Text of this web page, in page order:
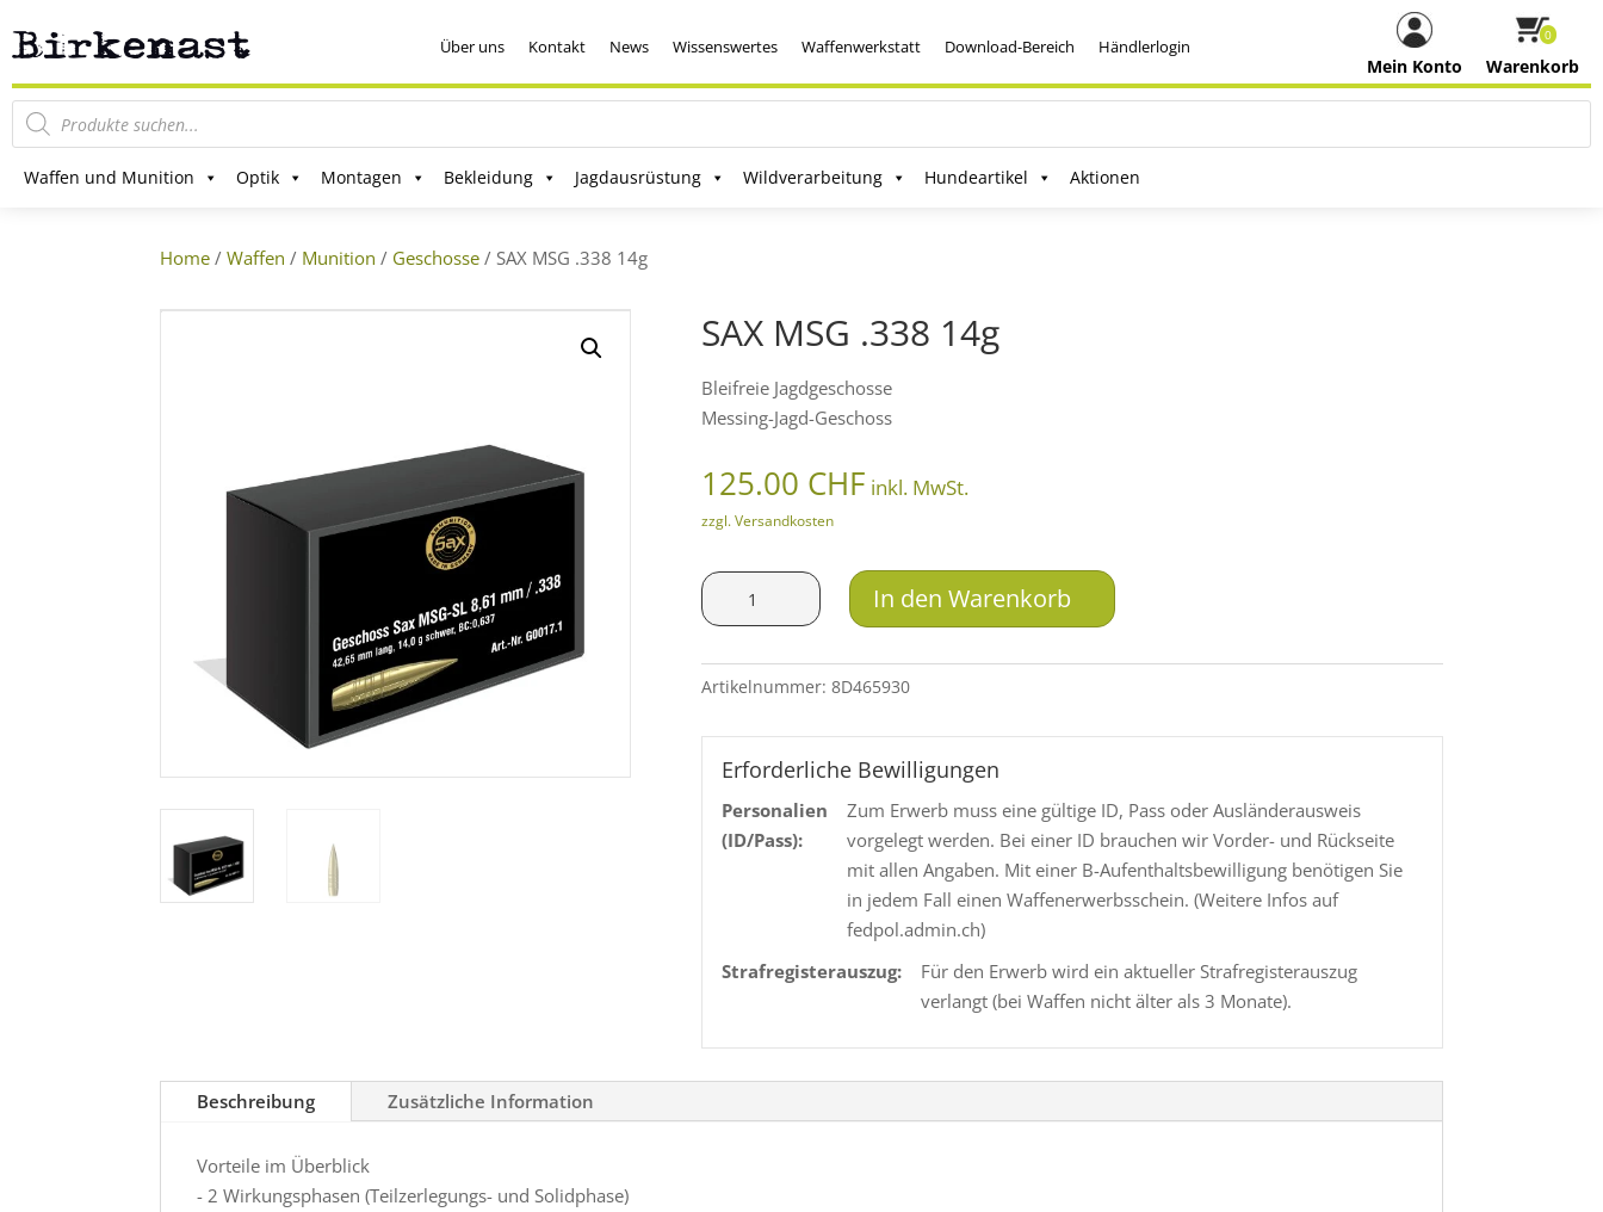
Über uns Kontakt News Wissenswertes Waffenwerkstatt Download-Bereich Händlerlogin
Warenkorb
0
Mein Konto
Products
search
Waffen und Munition Optik Montagen Bekleidung Jagdausrüstung Wildverarbeitung Hundeartikel Aktionen
Home /Waffen / Munition / Geschosse / SAX MSG .338 14g
SAX MSG .338 14g
Bleifreie Jagdgeschosse
Messing-Jagd-Geschoss
125.00 CHF inkl. MwSt.
zzgl. Versandkosten
SAX
MSG
14g
In den Warenkorb
Artikelnummer:8D465930
Erforderliche Bewilligungen
Personalien
(ID/Pass):
Zum Erwerb muss eine gültige ID, Pass oder Ausländerausweis
vorgelegt werden. Bei einer ID brauchen wir Vorder- und Rückseite
mit allen Angaben. Mit einer B-Aufenthaltsbewilligung benötigen Sie
in jedem Fall einen Waffenerwerbsschein. (Weitere Infos auf
fedpol.admin.ch)
Strafregisterauszug:
Für den Erwerb wird ein aktueller Strafregisterauszug
verlangt (bei Waffen nicht älter als 3 Monate).
Beschreibung Zusätzliche Information
Vorteile im Überblick
- 2 Wirkungsphasen (Teilzerlegungs- und Solidphase)